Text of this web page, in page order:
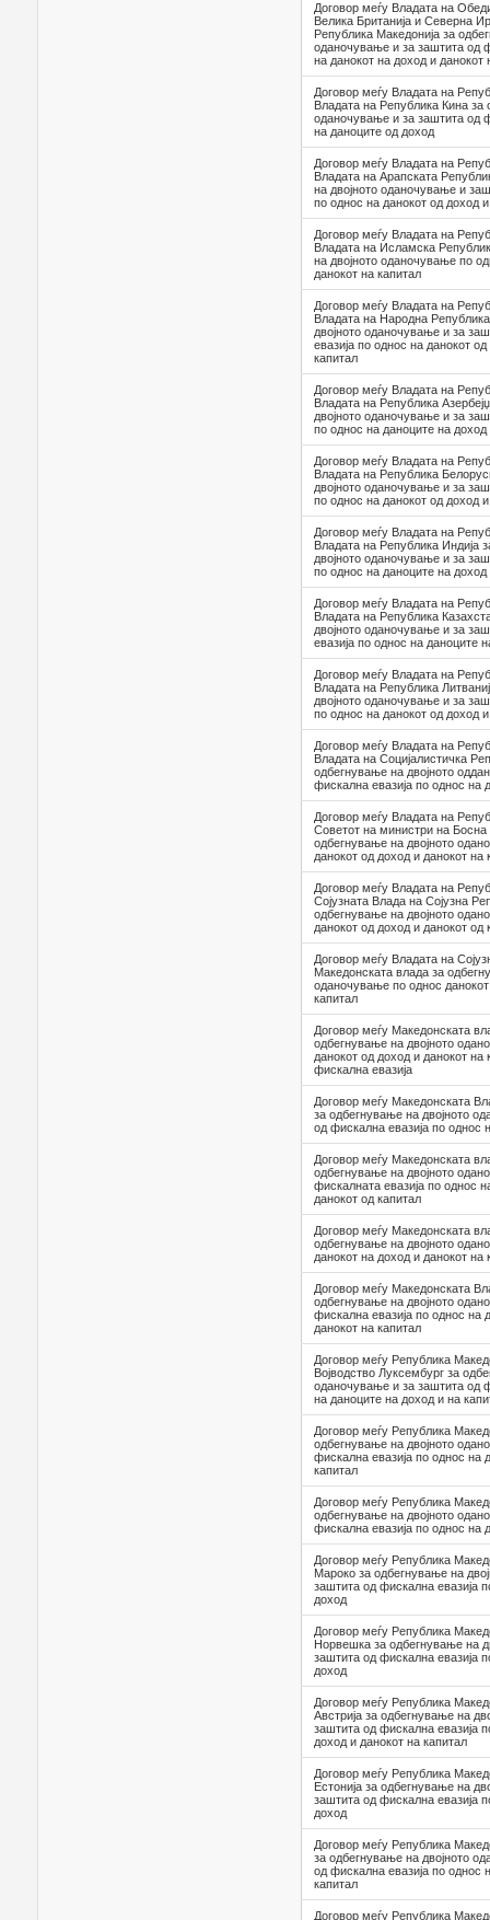
Договор меѓу Владата на
Велика Британија и Северна
Република Македонија за
оданочување и за заштита од
на данокот на доход и данокот
Договор меѓу Владата на
Владата на Република Кина за
оданочување и за заштита од
на даноците од доход
Договор меѓу Владата на
Владата на Арапската
на двојното оданочување и
по однос на данокот од доход
Договор меѓу Владата на
Владата на Исламска
на двојното оданочување по
данокот на капитал
Договор меѓу Владата на
Владата на Народна
двојното оданочување и за
евазија по однос на данокот
капитал
Договор меѓу Владата на
Владата на Република
двојното оданочување и за
по однос на даноците на доход
Договор меѓу Владата на
Владата на Република
двојното оданочување и за
по однос на данокот од доход
Договор меѓу Владата на
Владата на Република Индија
двојното оданочување и за
по однос на даноците на доход
Договор меѓу Владата на
Владата на Република
двојното оданочување и за
евазија по однос на даноците
Договор меѓу Владата на
Владата на Република
двојното оданочување и за
по однос на данокот од доход
Договор меѓу Владата на
Владата на Социјалистичка
одбегнување на двојното
фискална евазија по однос на
Договор меѓу Владата на
Советот на министри на Босна
одбегнување на двојното
данокот од доход и данокот на
Договор меѓу Владата на
Сојузната Влада на Сојузна
одбегнување на двојното
данокот од доход и данокот од
Договор меѓу Владата на
Македонската влада за
оданочување по однос
капитал
Договор меѓу Македонската
одбегнување на двојното
данокот од доход и данокот на
фискална евазија
Договор меѓу Македонската
за одбегнување на двојното
од фискална евазија по однос
Договор меѓу Македонската
одбегнување на двојното
фискалната евазија по однос
данокот од капитал
Договор меѓу Македонската
одбегнување на двојното
данокот на доход и данокот на
Договор меѓу Македонската
одбегнување на двојното
фискална евазијa по однос на
данокот на капитал
Договор меѓу Република
Војводство Луксембург за
оданочување и за заштита од
на даноците на доход и на
Договор меѓу Република
одбегнување на двојното
фискална евазија по однос на
капитал
Договор меѓу Република
одбегнување на двојното
фискална евазија по однос на
Договор меѓу Република
Мароко за одбегнување на
заштита од фискална евазија
доход
Договор меѓу Република
Норвешка за одбегнување на
заштита од фискална евазија
доход
Договор меѓу Република
Австрија за одбегнување на
заштита од фискална евазија
доход и данокот на капитал
Договор меѓу Република
Естонија за одбегнување на
заштита од фискална евазија
доход
Договор меѓу Република
за одбегнување на двојното
од фискална евазија по однос
капитал
Договор меѓу Република